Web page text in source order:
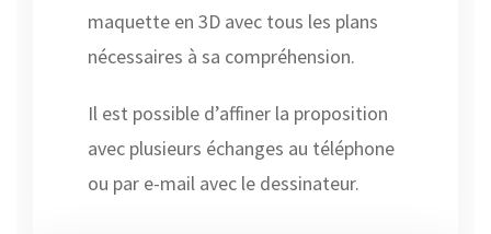
maquette en 3D avec tous les plans
nécessaires à sa compréhension.
Il est possible d’affiner la proposition
avec plusieurs échanges au téléphone
ou par e-mail avec le dessinateur.